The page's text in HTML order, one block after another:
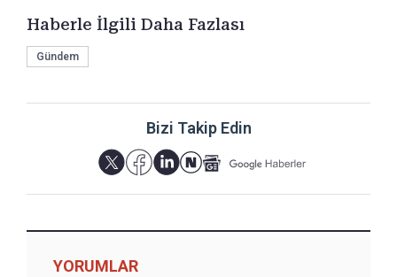
Haberle İlgili Daha Fazlası
Gündem
Bizi Takip Edin
YORUMLAR